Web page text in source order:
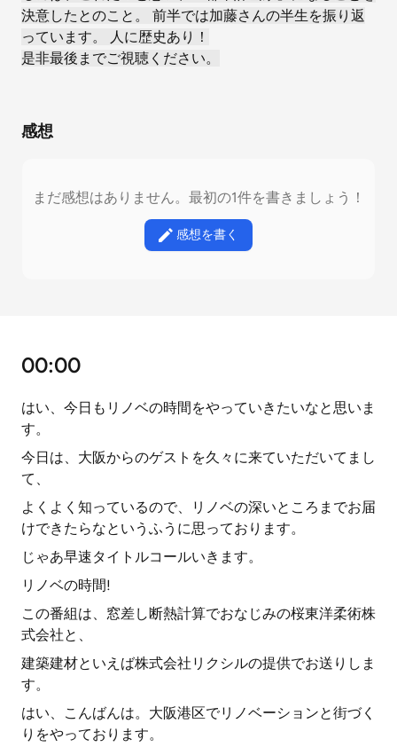
決意したとのこと。 前半では加藤さんの半生を振り返
っています。 人に歴史あり！
是非最後までご視聴ください。
感想
まだ感想はありません。最初の1件を書きましょう！
感想を書く
00:00
はい、今日もリノベの時間をやっていきたいなと思いま
す。
今日は、大阪からのゲストを久々に来ていただいてまし
て、
よくよく知っているので、リノベの深いところまでお届
けできたらなというふうに思っております。
じゃあ早速タイトルコールいきます。
リノベの時間!
この番組は、窓差し断熱計算でおなじみの桜東洋柔術株
式会社と、
建築建材といえば株式会社リクシルの提供でお送りしま
す。
はい、こんばんは。大阪港区でリノベーションと街づく
りをやっております。